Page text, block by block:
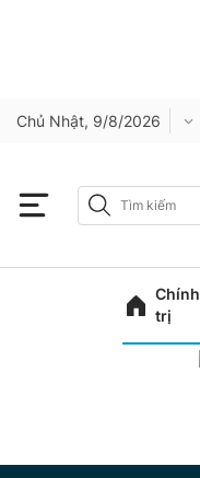
Chủ Nhật, 9/8/2026
Chính
trị